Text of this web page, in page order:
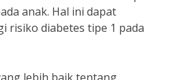
anak. Hal ini dapat
risiko diabetes tipe 1 pada